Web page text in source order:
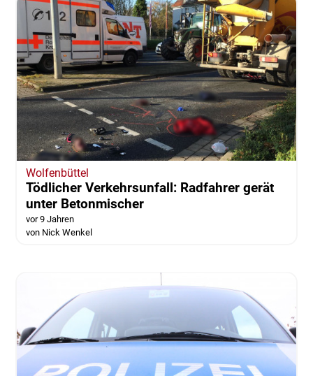
Wolfenbüttel
Tödlicher Verkehrsunfall: Radfahrer gerät
unter Betonmischer
vor 9 Jahren
von Nick Wenkel